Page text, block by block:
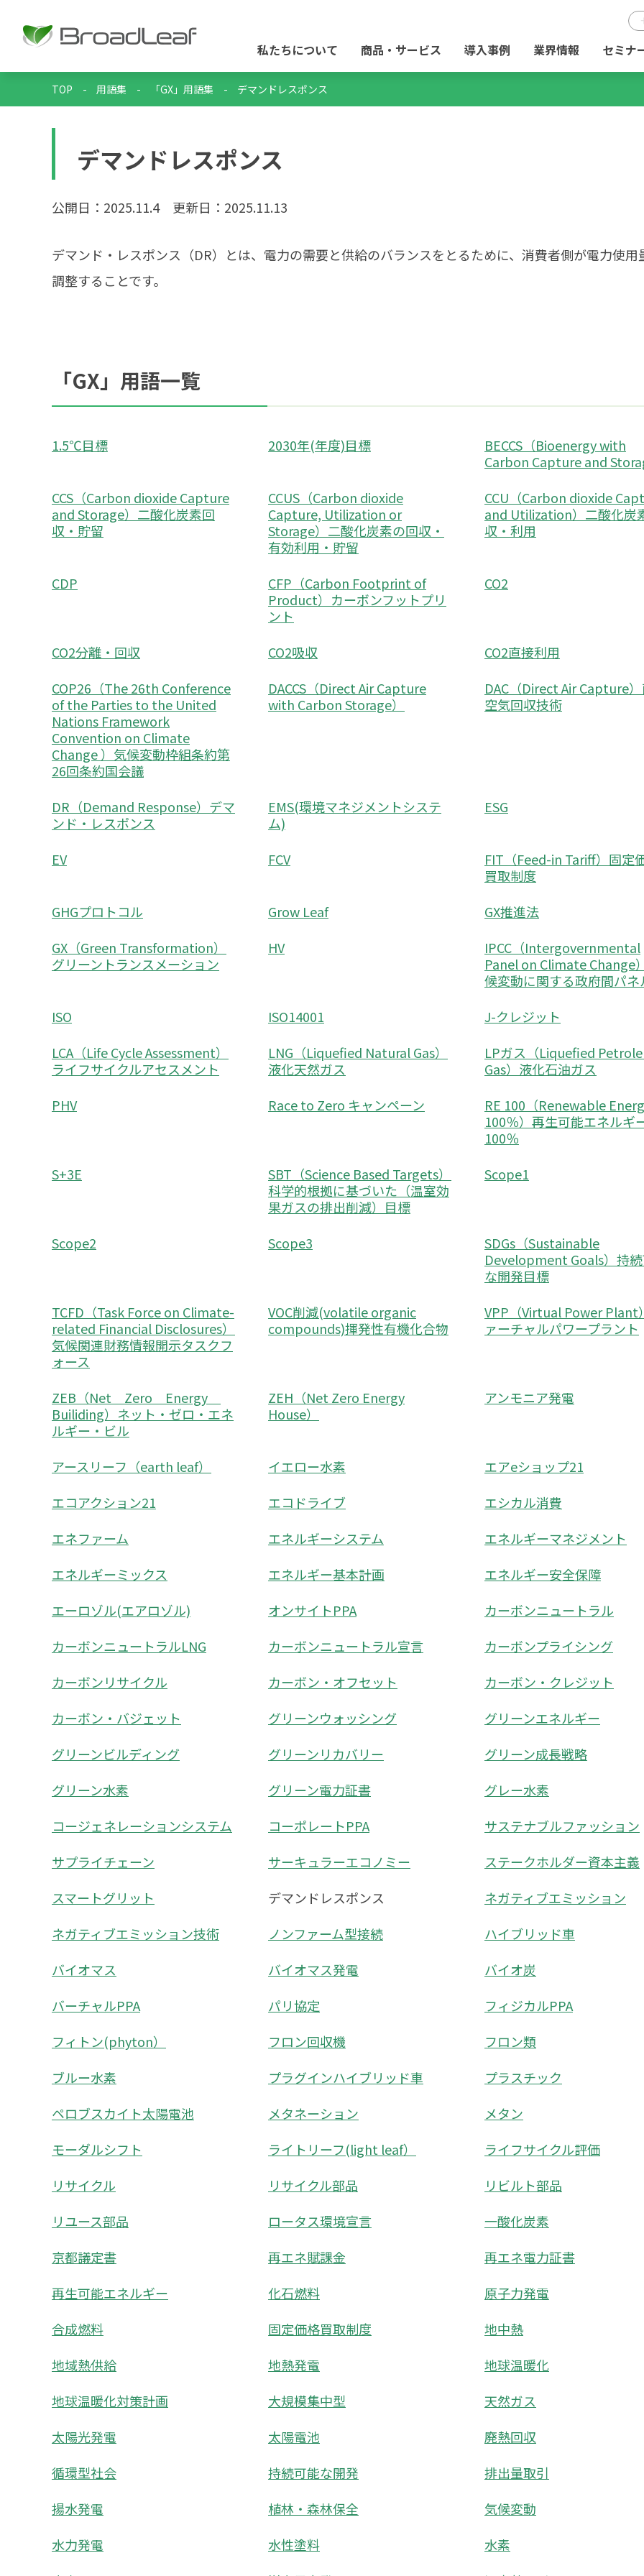
私たちについて 商品・サービス 導入事例 業界情報 セミナ
TOP - 用語集 - 「GX」用語集 - デマンドレスポンス
デマンドレスポンス
公開日：2025.11.4 更新日：2025.11.13
デマンド・レスポンス（DR）とは、電力の需要と供給のバランスをとるために、消費者側が電力使用
調整することです。
「GX」用語一覧
1.5℃目標 2030年(年度)目標
BECCS（Bioenergy with
Carbon Capture and
CCS（Carbon dioxide Capture
and Storage）二酸化炭素回
収・貯留
CCUS（Carbon dioxide
Capture, Utilization or
Storage）二酸化炭素の回収・
有効利用・貯留
CCU（Carbon dioxide
and Utilization）二酸化炭
収・利用
CDP
CFP（Carbon Footprint of
Product）カーボンフットプリ
ント
CO2
CO2分離・回収 CO2吸収
CO2直接利用
COP26（The 26th Conference
of the Parties to the United
Nations Framework
Convention on Climate
Change ）気候変動枠組条約第
26回条約国会議
DACCS（Direct Air Capture
with Carbon Storage）
DAC（Direct Air Capture
空気回収技術
DR（Demand Response）デマ
ンド・レスポンス
EMS(環境マネジメントシステ
ム)
ESG
EV FCV
FIT（Feed-in Tariff）固定
買取制度
GHGプロトコル
Grow Leaf
GX推進法
GX（Green Transformation）
グリーントランスメーション
HV
IPCC（Intergovernmental
Panel on Climate Change
候変動に関する政府間パネ
ISO
ISO14001
J-クレジット
LCA（Life Cycle Assessment）
ライフサイクルアセスメント
LNG（Liquefied Natural Gas）
液化天然ガス
LPガス（Liquefied
Gas）液化石油ガス
PHV
Race to Zero キャンペーン
RE 100（Renewable
100％）再生可能エネルギ
100％
S+3E
SBT（Science Based Targets）
科学的根拠に基づいた（温室効
果ガスの排出削減）目標
Scope1
Scope2 Scope3
SDGs（Sustainable
Development Goals）持
な開発目標
TCFD（Task Force on Climate-
related Financial Disclosures）
気候関連財務情報開示タスクフ
ォース
VOC削減(volatile organic
compounds)揮発性有機化合物
VPP（Virtual Power Plant
ァーチャルパワープラント
ZEB（Net Zero Energy
Builiding）ネット・ゼロ・エネ
ルギー・ビル
ZEH（Net Zero Energy
House）
アンモニア発電
アースリーフ（earth leaf） イエロー水素
エアeショップ21
エコアクション21
エコドライブ
エシカル消費
エネファーム
エネルギーシステム
エネルギーマネジメント
エネルギーミックス
エネルギー基本計画
エネルギー安全保障
エーロゾル(エアロゾル)
オンサイトPPA
カーボンニュートラル
カーボンニュートラルLNG
カーボンニュートラル宣言
カーボンプライシング
カーボンリサイクル
カーボン・オフセット
カーボン・クレジット
カーボン・バジェット
グリーンウォッシング
グリーンエネルギー
グリーンビルディング
グリーンリカバリー
グリーン成長戦略
グリーン水素
グリーン電力証書
グレー水素
コージェネレーションシステム
コーポレートPPA
サステナブルファッション
サプライチェーン
サーキュラーエコノミー
ステークホルダー資本主義
スマートグリット
デマンドレスポンス
ネガティブエミッション
ネガティブエミッション技術
ノンファーム型接続
ハイブリッド車
バイオマス
バイオマス発電
バイオ炭
バーチャルPPA
パリ協定
フィジカルPPA
フィトン(phyton）
フロン回収機
フロン類
ブルー水素
プラグインハイブリッド車
プラスチック
ペロブスカイト太陽電池
メタネーション
メタン
モーダルシフト
ライトリーフ(light leaf）
ライフサイクル評価
リサイクル
リサイクル部品
リビルト部品
リユース部品
ロータス環境宣言
一酸化炭素
京都議定書
再エネ賦課金
再エネ電力証書
再生可能エネルギー
化石燃料
原子力発電
合成燃料
固定価格買取制度
地中熱
地域熱供給
地熱発電
地球温暖化
地球温暖化対策計画
大規模集中型
天然ガス
太陽光発電
太陽電池
廃熱回収
循環型社会
持続可能な開発
排出量取引
揚水発電
植林・森林保全
気候変動
水力発電
水性塗料
水素